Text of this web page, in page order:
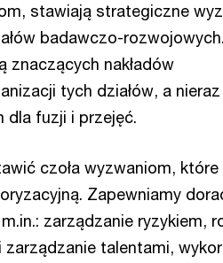
stawiają strategiczne
badawczo-
znaczących nakładów
tych działów, a
dla fuzji i przejęć.
czoła wyzwaniom, które
Zapewniamy
zarządzanie ryzykiem,
zarządzanie talentami,